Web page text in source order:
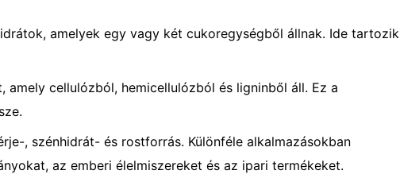
amelyek egy vagy két cukoregységből állnak. Ide tartozik
amely cellulózból, hemicellulózból és ligninből áll. Ez a
, szénhidrát- és rostforrás. Különféle alkalmazásokban
az emberi élelmiszereket és az ipari termékeket.